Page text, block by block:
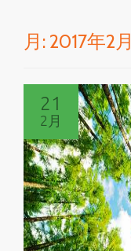
月: 2017年2月
21
2月